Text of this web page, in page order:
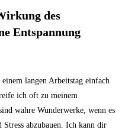
⁣des
Entspannung
langen⁣ Arbeitstag einfach
‍ich oft zu meinem
wahre Wunderwerke, wenn es
​Stress abzubauen.⁣ Ich kann dir